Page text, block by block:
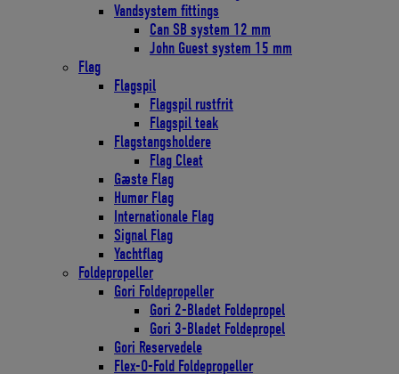
Vandsystem fittings
Can SB system 12 mm
John Guest system 15 mm
Flag
Flagspil
Flagspil rustfrit
Flagspil teak
Flagstangsholdere
Flag Cleat
Gæste Flag
Humør Flag
Internationale Flag
Signal Flag
Yachtflag
Foldepropeller
Gori Foldepropeller
Gori 2-Bladet Foldepropel
Gori 3-Bladet Foldepropel
Gori Reservedele
Flex-O-Fold Foldepropeller